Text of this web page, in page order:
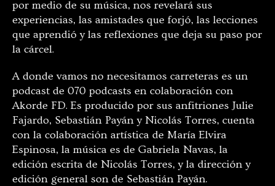
por medio de su música, nos revelará sus
experiencias, las amistades que forjó, las lecciones
que aprendió y las reflexiones que deja su paso por
la cárcel.
A donde vamos no necesitamos carreteras es un
podcast de 070 podcasts en colaboración con
Akorde FD. Es producido por sus anfitriones Julie
Fajardo, Sebastián Payán y Nicolás Torres, cuenta
con la colaboración artística de María Elvira
Espinosa, la música es de Gabriela Navas, la
edición escrita de Nicolás Torres, y la dirección y
edición general son de Sebastián Payán.